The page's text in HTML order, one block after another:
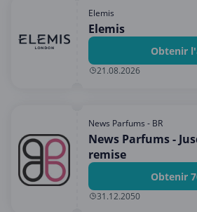
Elemis
Elemis
Obtenir
21.08.2026
News Parfums - BR
News Parfums -
remise
Obtenir
31.12.2050